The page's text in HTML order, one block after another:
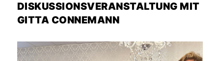
DISKUSSIONSVERANSTALTUNG MIT
GITTA CONNEMANN